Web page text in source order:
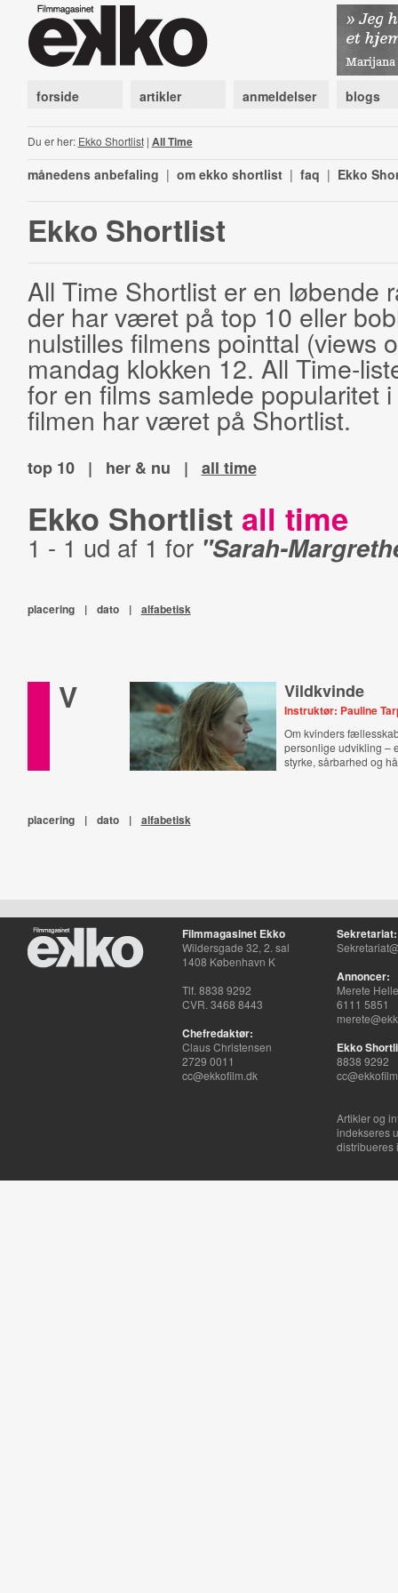
forside artikler anmeldelser blogs
Du er her: Ekko Shortlist| All Time
månedens anbefaling | om ekko shortlist | faq | Ekko
Ekko Shortlist
All Time Shortlist er en løbende
der har været på top 10 eller
nulstilles filmens pointtal (views
mandag klokken 12. All Time-
for en films samlede popularitet
filmen har været på Shortlist.
top 10 | her & nu | all time
Ekko Shortlist all time
1 - 1 ud af 1 for "Sarah-
placering | dato | alfabetisk
V Vildkvinde
Instruktør: Pauline
Om kvinders
personlige udvikling –
styrke, sårbarhed og
placering | dato | alfabetisk
Filmmagasinet Ekko
Wildersgade 32, 2. sal
1408 København K
Tlf. 8838 9292
CVR. 3468 8443
Chefredaktør:
Claus Christensen
2729 0011
cc@ekkofilm.dk
Sekretariat:
Annoncer:
Merete
6111 5851
Ekko
8838 9292
Artikler og
indekseres
distribueres